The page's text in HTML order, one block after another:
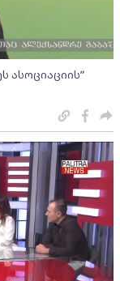
ასოციაციის”